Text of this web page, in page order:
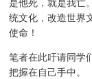
是他死，就是我亡
统文化，改造世界
使命！
笔者在此吁请同学
把握在自己手中。